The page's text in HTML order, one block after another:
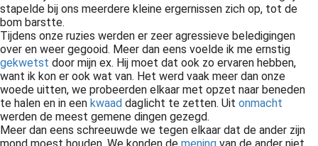
stapelde bij ons meerdere kleine ergernissen zich op, tot de
bom barstte.
Tijdens onze ruzies werden er zeer agressieve beledigingen
over en weer gegooid. Meer dan eens voelde ik me ernstig
gekwetst door mijn ex. Hij moet dat ook zo ervaren hebben,
want ik kon er ook wat van. Het werd vaak meer dan onze
woede uitten, we probeerden elkaar met opzet naar beneden
te halen en in een kwaad daglicht te zetten. Uit onmacht
werden de meest gemene dingen gezegd.
Meer dan eens schreeuwde we tegen elkaar dat de ander zijn